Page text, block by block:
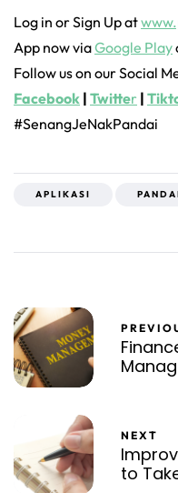
Log in or Sign Up at
App now viaGoogle Play
Follow us on our Social
Facebook | Twitter |
#SenangJeNakPandai
APLIKASI
NEXT
to